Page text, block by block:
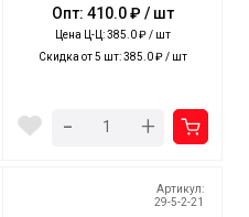
ЛИСТЬЯМИ СВЕТЛАЯ арт.
ДС/1 NIKA [5]
Опт: 410.0 ₽ / шт
Цена Ц-Ц: 385.0 ₽ / шт
Скидка от 5 шт: 385.0 ₽ / шт
- +
Артикул:
29-5-2-21